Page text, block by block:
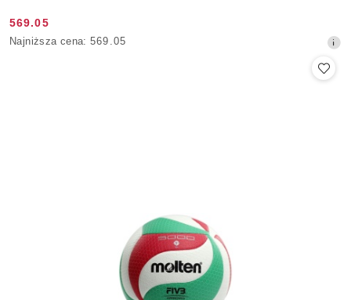
Cena
promocyjna:
569.05
Najniższa
Najniższa cena: 569.05